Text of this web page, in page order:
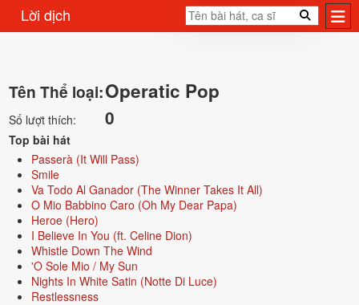
Lời dịch
Tên Thể loại:Operatic Pop
Số lượt thích: 0
Top bài hát
Passerà (It Will Pass)
Smile
Va Todo Al Ganador (The Winner Takes It All)
O Mio Babbino Caro (Oh My Dear Papa)
Heroe (Hero)
I Believe In You (ft. Celine Dion)
Whistle Down The Wind
'O Sole Mio / My Sun
Nights In White Satin (Notte Di Luce)
Restlessness